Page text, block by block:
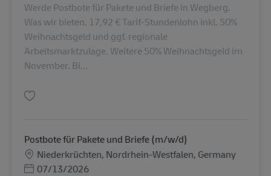
Werde Postbote für Pakete und Briefe in Wegberg.
Was wir bieten. 17,92 € Tarif-Stundenlohn inkl. 50%
Weihnachtsgeld und ggf. regionale
Arbeitsmarktzulage. Weitere 50% Weihnachtsgeld im
November. Bi...
Postbote für Pakete und Briefe (m/w/d)
SijaintiNiederkrüchten, Nordrhein-Westfalen, Germany
Posted Date
07/13/2026